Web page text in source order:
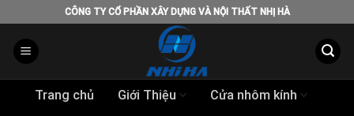
to
content
CÔNG TY CỔ PHẦN XÂY DỰNG VÀ NỘI THẤT NHỊ HÀ
Trang chủ Giới Thiệu
Cửa nhôm kính